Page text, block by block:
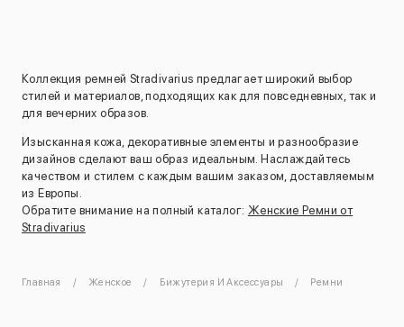
Коллекция ремней Stradivarius предлагает широкий выбор
стилей и материалов, подходящих как для повседневных, так и
для вечерних образов.
Изысканная кожа, декоративные элементы и разнообразие
дизайнов сделают ваш образ идеальным. Наслаждайтесь
качеством и стилем с каждым вашим заказом, доставляемым
из Европы.
Обратите внимание на полный каталог: Женские Ремни от
Stradivarius
Главная Женское Бижутерия И Аксессуары Ремни